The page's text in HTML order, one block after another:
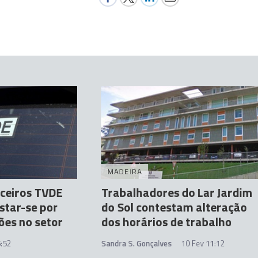
TVDE
se por
no setor
MADEIRA
Trabalhadores do Lar Jardim
do Sol contestam alteração
dos horários de trabalho
Sandra S. Gonçalves 10 Fev 11:12